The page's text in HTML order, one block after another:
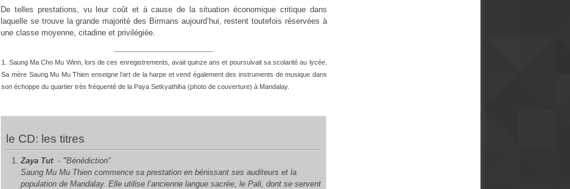
De telles prestations, vu leur coût et à cause de la situation économique critique dans
laquelle se trouve la grande majorité des Birmans aujourd’hui, restent toutefois réservées à
une classe moyenne, citadine et privilégiée.
1. Saung Ma Cho Mu Winn, lors de ces enregistrements, avait quinze ans et poursuivait sa scolarité au lycée.
Sa mère Saung Mu Mu Thien enseigne l’art de la harpe et vend également des instruments de musique dans
son échoppe du quartier très fréquenté de la Paya Setkyathiha (photo de couverture) à Mandalay.
le CD: les titres
Zaya Tut- "Bénédiction"
Saung Mu Mu Thien commence sa prestation en bénissant ses auditeurs et la
population de Mandalay. Elle utilise l’ancienne langue sacrée, lePali , dont se servent